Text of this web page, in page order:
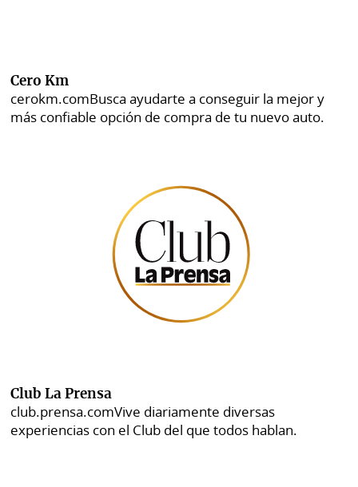
Cero Km
cerokm.comBusca ayudarte a conseguir la mejor y
más confiable opción de compra de tu nuevo auto.
Club La Prensa
club.prensa.comVive diariamente diversas
experiencias con el Club del que todos hablan.